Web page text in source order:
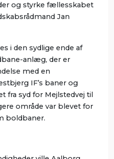
og styrke fællesskabet
Jan
i den sydlige ende af
anlæg, der er
med en
IF’s baner og
fra syd for Mejlstedvej til
område var blevet for
boldbaner.